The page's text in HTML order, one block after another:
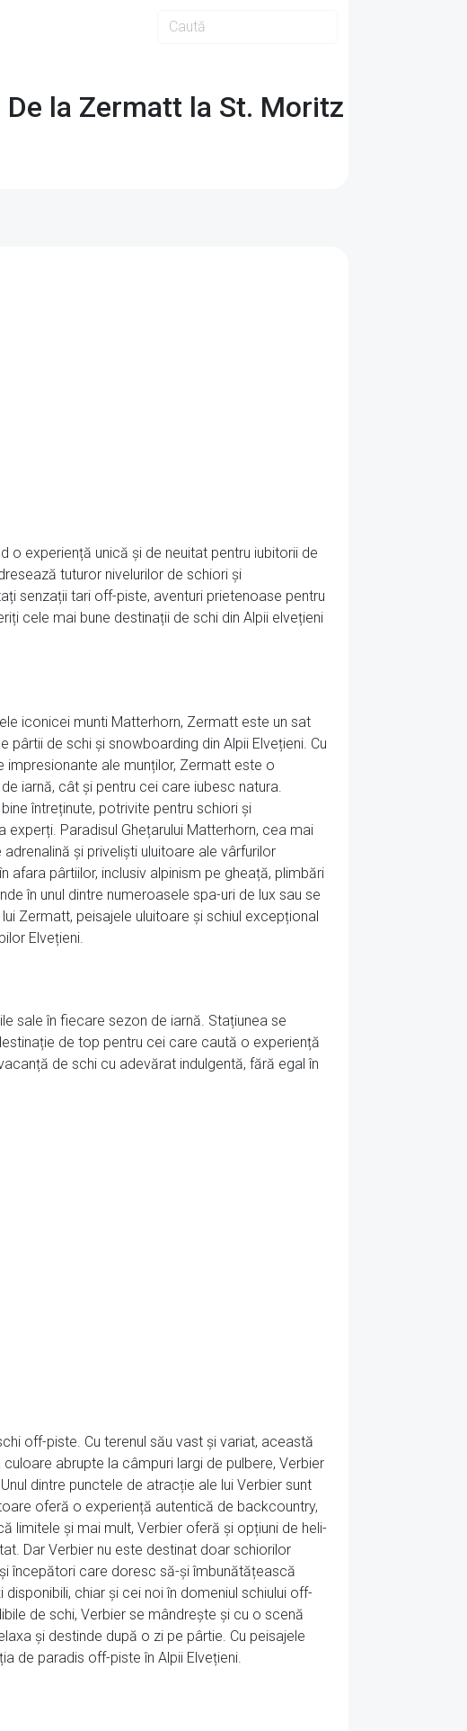
la Zermatt la St. Moritz
o experiență unică și de neuitat pentru iubitorii de
tuturor nivelurilor de schiori și
senzații tari off-piste, aventuri prietenoase pentru
cele mai bune destinații de schi din Alpii elvețieni
iconicei munti Matterhorn, Zermatt este un sat
de schi și snowboarding din Alpii Elvețieni. Cu
ale munților, Zermatt este o
iarnă, cât și pentru cei care iubesc natura.
întreținute, potrivite pentru schiori și
Paradisul Ghețarului Matterhorn, cea mai
și priveliști uluitoare ale vârfurilor
pârtiilor, inclusiv alpinism pe gheață, plimbări
în unul dintre numeroasele spa-uri de lux sau se
Zermatt, peisajele uluitoare și schiul excepțional
Elvețieni.
sale în fiecare sezon de iarnă. Stațiunea se
de top pentru cei care caută o experiență
de schi cu adevărat indulgentă, fără egal în
off-piste. Cu terenul său vast și variat, această
abrupte la câmpuri largi de pulbere, Verbier
dintre punctele de atracție ale lui Verbier sunt
oferă o experiență autentică de backcountry,
limitele și mai mult, Verbier oferă și opțiuni de heli-
Dar Verbier nu este destinat doar schiorilor
începători care doresc să-și îmbunătățească
chiar și cei noi în domeniul schiului off-
de schi, Verbier se mândrește și cu o scenă
și destinde după o zi pe pârtie. Cu peisajele
de paradis off-piste în Alpii Elvețieni.